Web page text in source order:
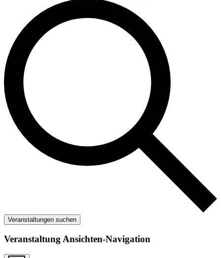
Veranstaltungen suchen
Veranstaltung Ansichten-Navigation